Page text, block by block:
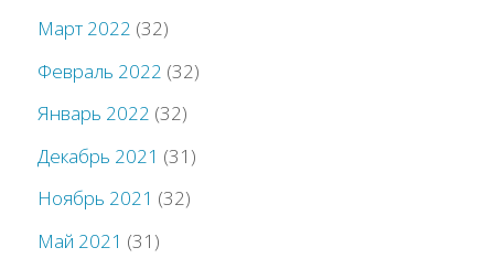
Март 2022 (32)
Февраль 2022 (32)
Январь 2022 (32)
Декабрь 2021 (31)
Ноябрь 2021 (32)
Май 2021 (31)